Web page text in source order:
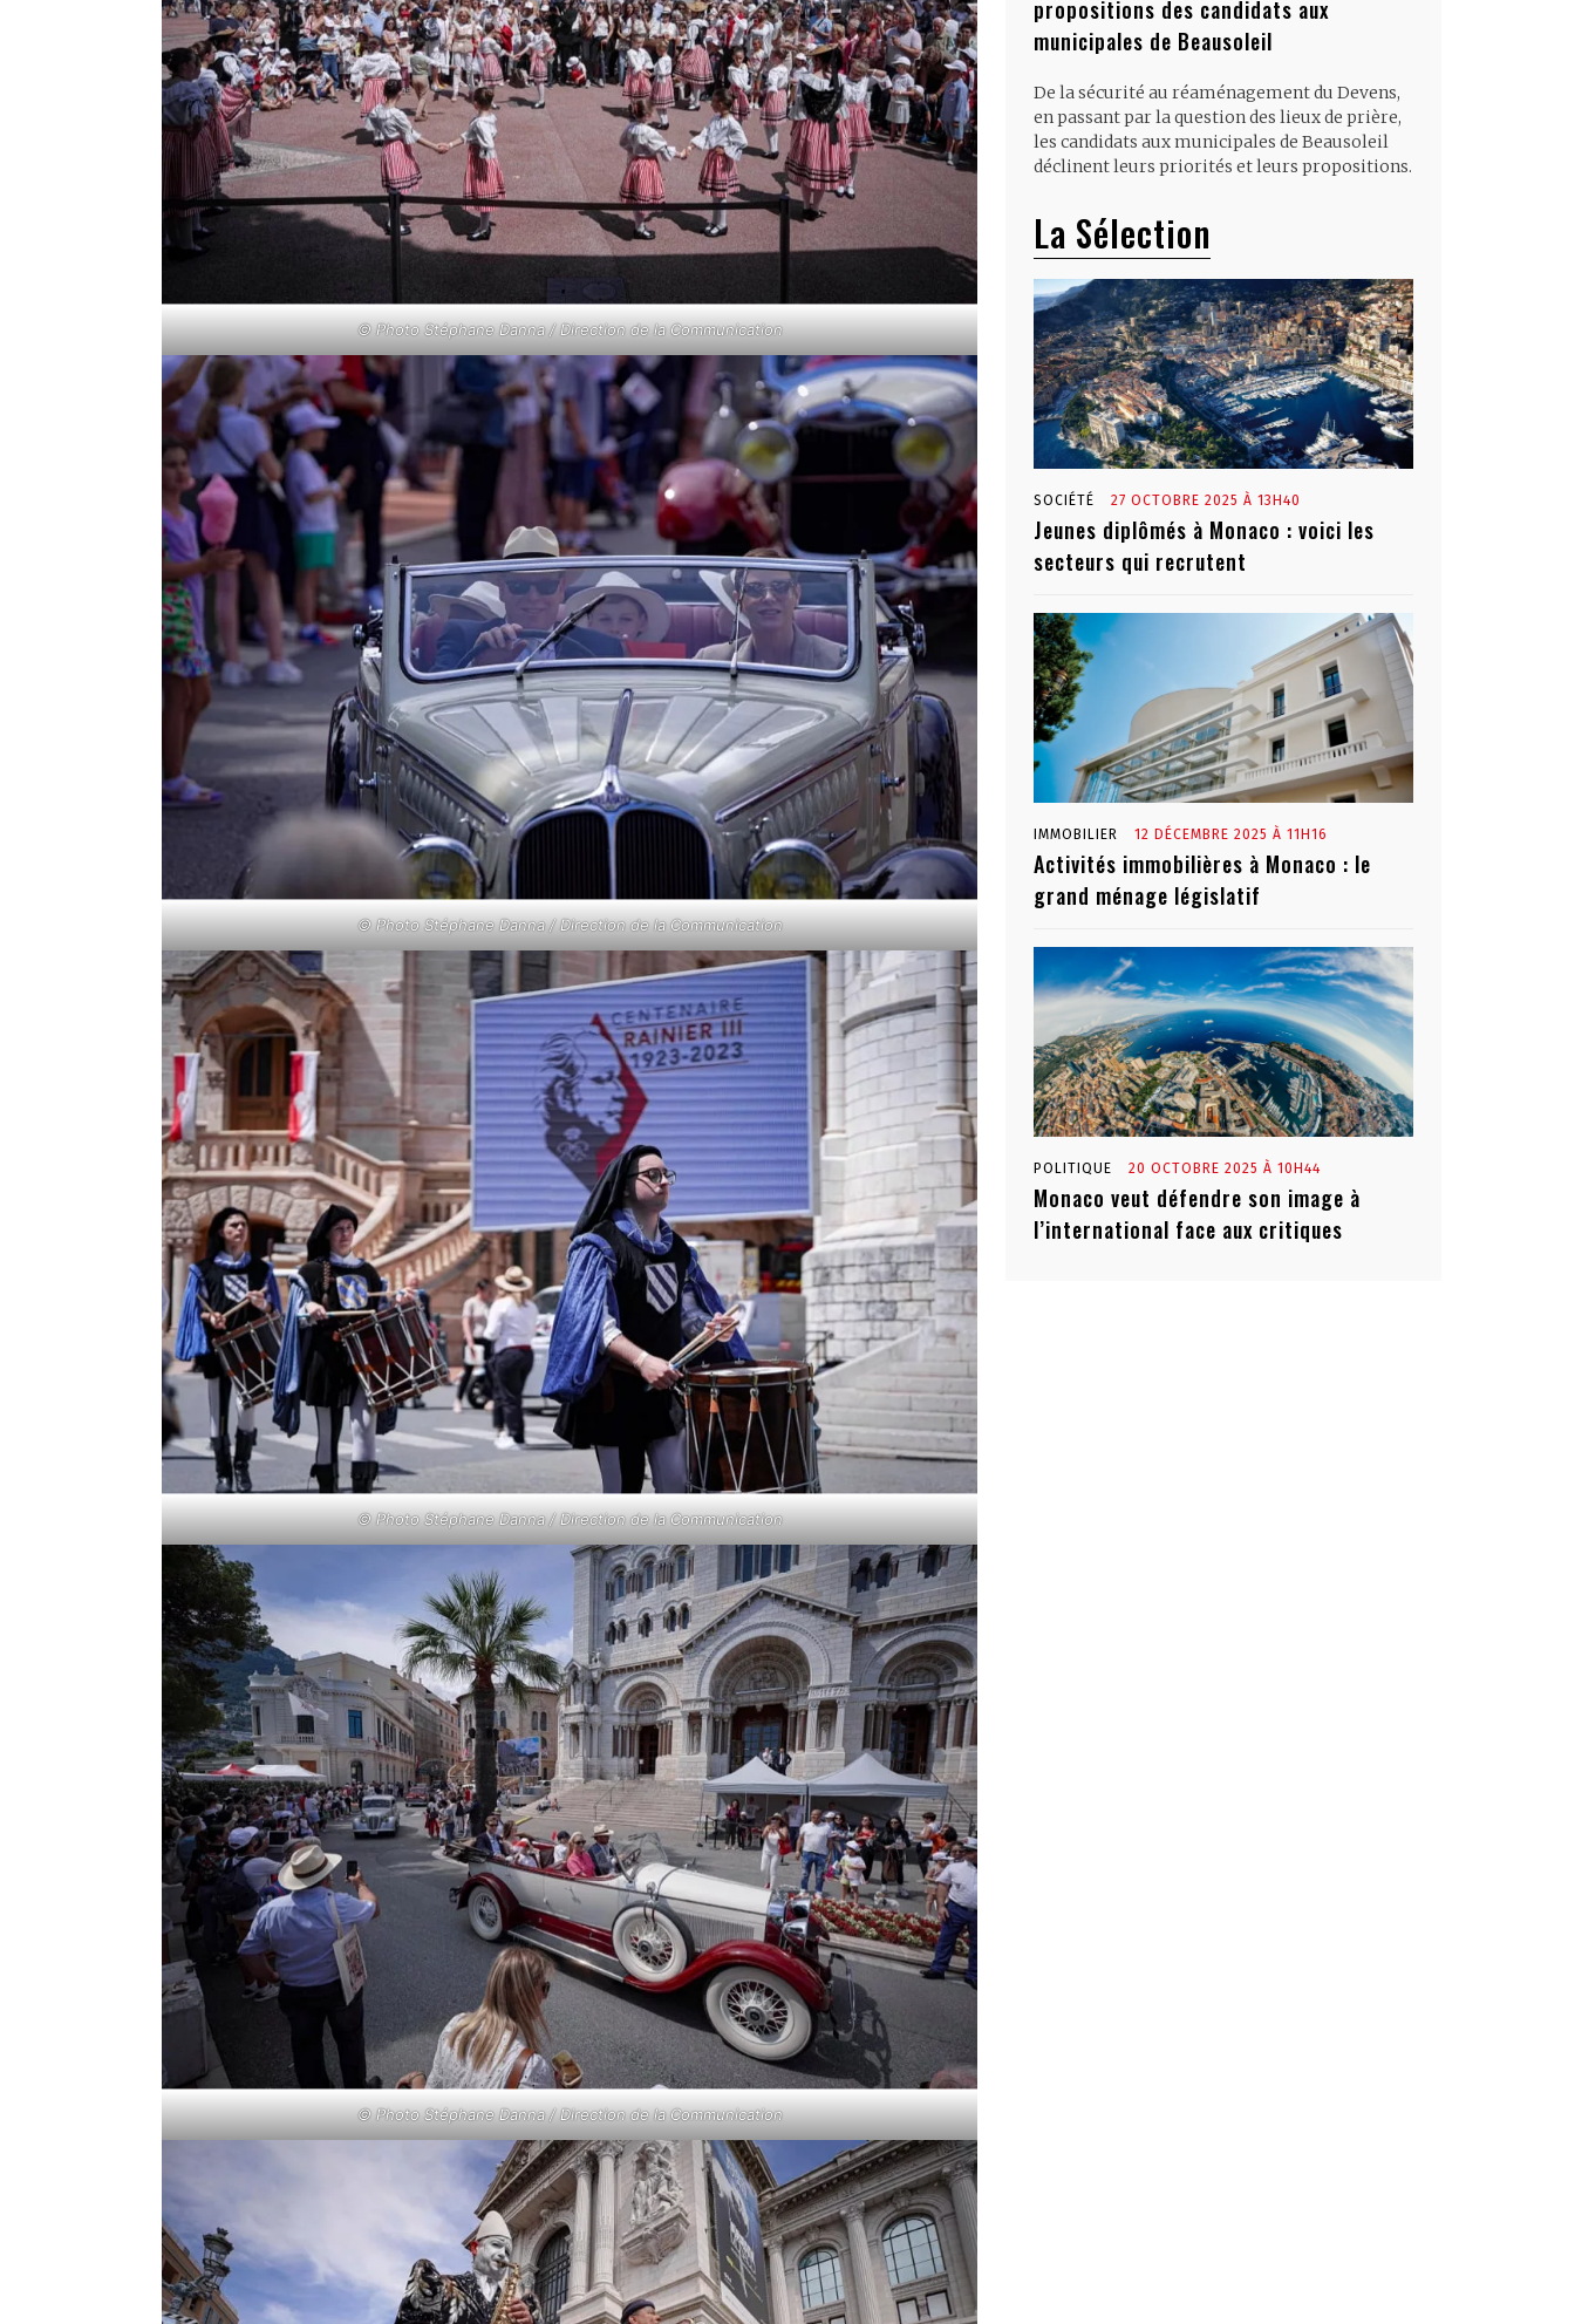
© Photo Stéphane Danna / Direction de la Communication
© Photo Stéphane Danna / Direction de la Communication
© Photo Stéphane Danna / Direction de la Communication
© Photo Stéphane Danna / Direction de la Communication
propositions des candidats aux
municipales de Beausoleil
De la sécurité au réaménagement du Devens,
en passant par la question des lieux de prière,
les candidats aux municipales de Beausoleil
déclinent leurs priorités et leurs propositions.
La Sélection
SOCIÉTÉ 27 OCTOBRE 2025 À 13H40
Jeunes diplômés à Monaco : voici les
secteurs qui recrutent
IMMOBILIER 12 DÉCEMBRE 2025 À 11H16
Activités immobilières à Monaco : le
grand ménage législatif
POLITIQUE 20 OCTOBRE 2025 À 10H44
Monaco veut défendre son image à
l’international face aux critiques